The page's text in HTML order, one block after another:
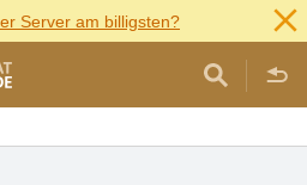
Server am billigsten?